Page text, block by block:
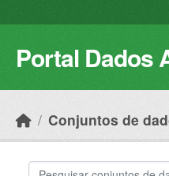
Portal Dados
Conjuntos de